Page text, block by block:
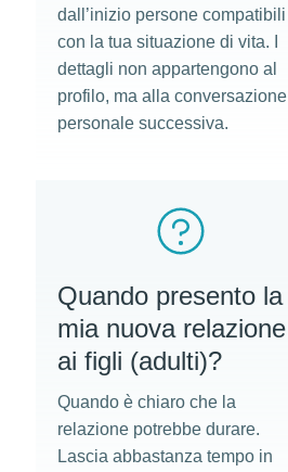
dall’inizio persone compatibili
con la tua situazione di vita. I
dettagli non appartengono al
profilo, ma alla conversazione
personale successiva.
Quando presento la
mia nuova relazione
ai figli (adulti)?
Quando è chiaro che la
relazione potrebbe durare.
Lascia abbastanza tempo in